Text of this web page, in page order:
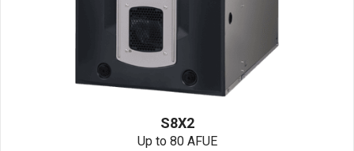
S8X2
Up to 80 AFUE